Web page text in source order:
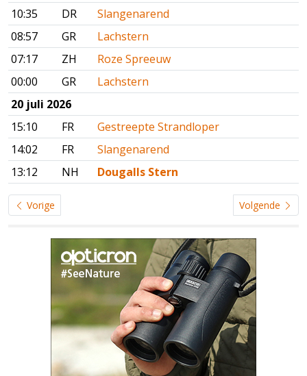
10:35
DR
Slangenarend
08:57
GR
Lachstern
07:17
ZH
Roze Spreeuw
00:00
GR
Lachstern
20 juli 2026
15:10
FR
Gestreepte Strandloper
14:02
FR
Slangenarend
13:12
NH Dougalls Stern
Vorige Volgende